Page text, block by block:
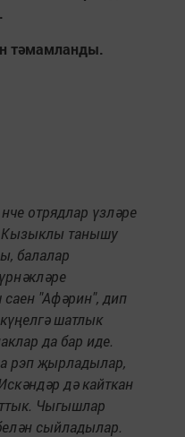
тәмамланды.
отрядлар үзләре
Кызыклы танышу
балалар
"Афәрин", дип
шатлык
да бар иде.
рэп җырладылар,
дә кайткан
Чыгышлар
сыйладылар.